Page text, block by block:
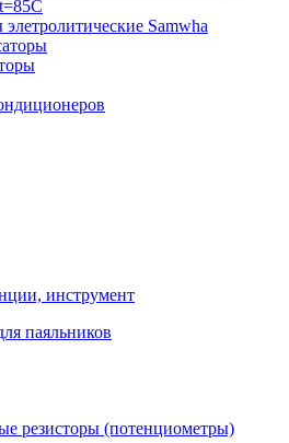
Samwha
инструмент
паяльников
резисторы (потенциометры)